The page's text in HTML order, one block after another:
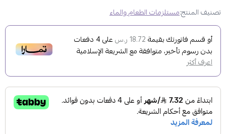
تصنيف المنتج:مستلزمات الطعام والماء
أو قسم فاتورتك بقيمة 18.72 ر.س على4 دفعات
بدون رسوم تأخير، متوافقة مع الشريعة الإسلامية
اعرف أكثر